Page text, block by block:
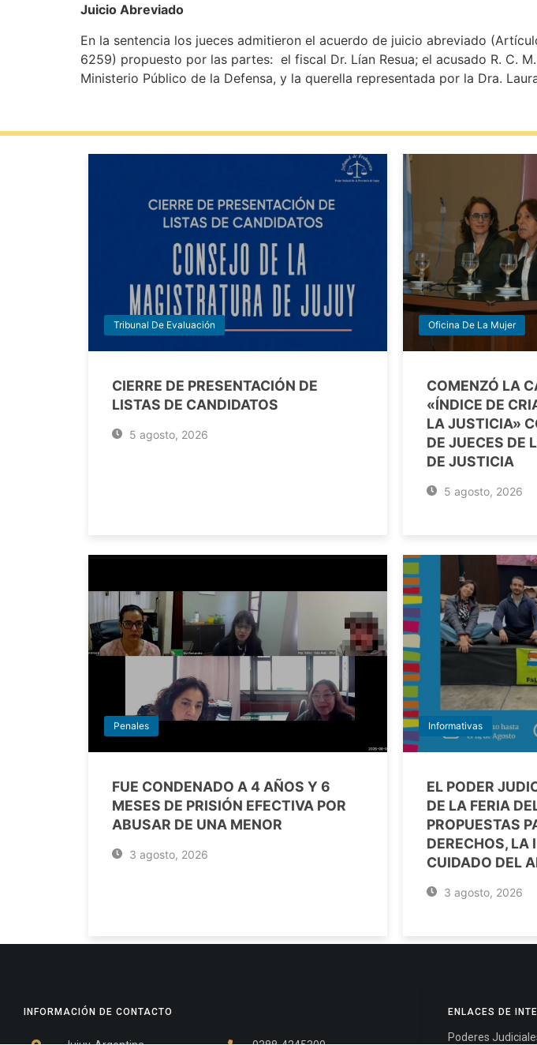
Juicio Abreviado
En la sentencia los jueces admitieron el acuerdo de juicio abreviado
6259) propuesto por las partes: el fiscal Dr. Lían Resua; el acusado R. C.
Ministerio Público de la Defensa, y la querella representada por la Dra.
Tribunal De Evaluación
CIERRE DE PRESENTACIÓN DE
LISTAS DE CANDIDATOS
5 agosto, 2026
Oficina De La Mujer
COMENZÓ LA
«ÍNDICE DE
LA JUSTICIA»
DE JUECES DE
DE JUSTICIA
5 agosto, 2026
Penales
FUE CONDENADO A 4 AÑOS Y 6
MESES DE PRISIÓN EFECTIVA POR
ABUSAR DE UNA MENOR
3 agosto, 2026
Informativas
EL PODER
DE LA FERIA
PROPUESTAS
DERECHOS, LA
CUIDADO DEL
3 agosto, 2026
INFORMACIÓN DE CONTACTO ENLACES DE
Poderes